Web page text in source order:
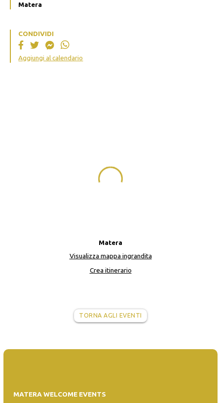
Matera
CONDIVIDI
Aggiungi al calendario
Matera
Visualizza mappa ingrandita
Crea itinerario
TORNA AGLI EVENTI
MATERA WELCOME EVENTS